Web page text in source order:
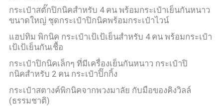
กระเป๋าสตั๊กปิกนิคสําหรับ 4 คน พร้อมกระเป๋าเย็นกันหนาว
ขนาดใหญ่ ชุดกระเป๋าปิกนิคพร้อมกระเป๋าไวน์
แฮปทิม พิกนิค กระเป๋าเป้เป้เย็นสําหรับ 4 คน พร้อมกระเป๋า
เป้เป้เย็นกันเชื้อ
กระเป๋าปิกนิคเล็กๆ ที่มีเครื่องเย็นกันหนาว กระเป๋าปิ
กนิคสําหรับ 2 คน กระเป๋าปิ๊กกิ้ง
กระเป๋าสตางค์พิกนิคจากพวงมาลัย กับมือของคิงวิลล์
(ธรรมชาติ)